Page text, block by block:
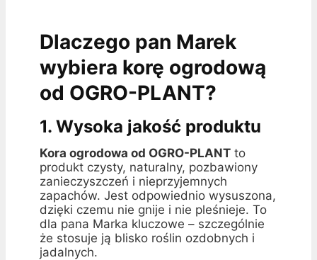
Dlaczego pan Marek
wybiera korę ogrodową
od OGRO-PLANT?
1. Wysoka jakość produktu
Kora ogrodowa od OGRO-PLANT to
produkt czysty, naturalny, pozbawiony
zanieczyszczeń i nieprzyjemnych
zapachów. Jest odpowiednio wysuszona,
dzięki czemu nie gnije i nie pleśnieje. To
dla pana Marka kluczowe – szczególnie
że stosuje ją blisko roślin ozdobnych i
jadalnych.